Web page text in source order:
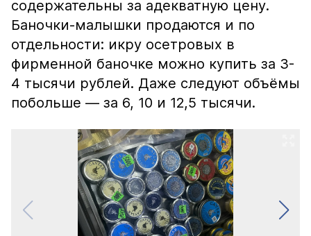
содержательны за адекватную цену.
Баночки-малышки продаются и по
отдельности: икру осетровых в
фирменной баночке можно купить за 3-
4 тысячи рублей. Даже следуют объёмы
побольше — за 6, 10 и 12,5 тысячи.